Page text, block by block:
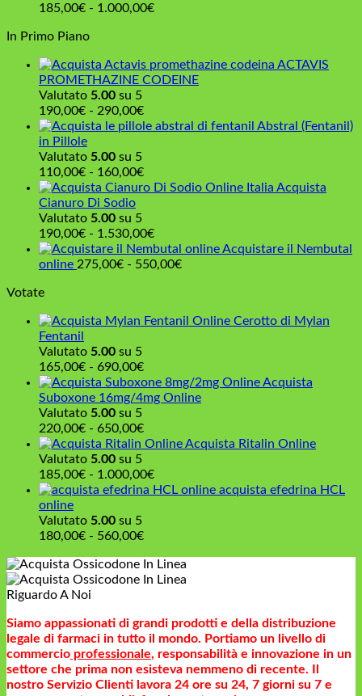
da
185,00€ - 1.000,00€Fascia
185,00€
a
In Primo Piano
ACTAVIS
PROMETHAZINE CODEINE
Valutato 5.00 su 5
190,00€ - 290,00€Fascia
di
190,00€
a
Abstral (Fentanil)
in Pillole
Valutato 5.00 su 5
110,00€ - 160,00€Fascia
di
110,00€
a
160,00€
Acquista
Cianuro Di Sodio
Valutato 5.00 su 5
190,00€ - 1.530,00€Fascia
di
prezzo:
1.530,00€
Acquistare il Nembutal
online 275,00€ - 550,00€Fascia
275,00€
Votate
Cerotto di Mylan
Fentanil
Valutato 5.00 su 5
165,00€ - 690,00€Fascia
di
prezzo:
165,00€
a
Acquista
Suboxone 16mg/4mg Online
Valutato 5.00 su 5
220,00€ - 650,00€Fascia
di
da
220,00€
Acquista Ritalin Online
Valutato 5.00 su 5
185,00€ - 1.000,00€Fascia
di
1.000,00€
acquista efedrina HCL
online
Valutato 5.00 su 5
180,00€ - 560,00€Fascia
prezzo:
da
560,00€
Riguardo A Noi
Siamo appassionati di grandi prodotti e della distribuzione
legale di farmaci in tutto il mondo. Portiamo un livello di
commercio professionale, responsabilità e innovazione in un
settore che prima non esisteva nemmeno di recente. Il
nostro Servizio Clienti lavora 24 ore su 24, 7 giorni su 7 e